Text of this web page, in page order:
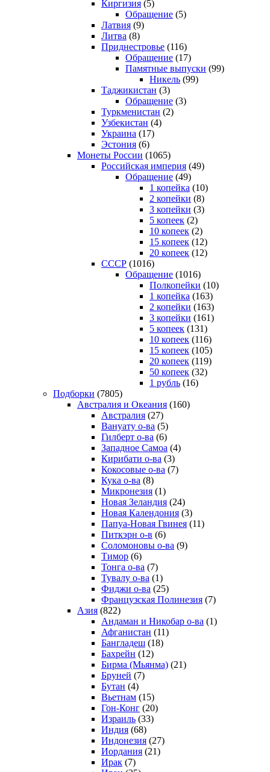
Киргизия (5)
Обращение (5)
Латвия (9)
Литва (8)
Приднестровье (116)
Обращение (17)
Памятные выпуски (99)
Никель (99)
Таджикистан (3)
Обращение (3)
Туркменистан (2)
Узбекистан (4)
Украина (17)
Эстония (6)
Монеты России (1065)
Российская империя (49)
Обращение (49)
1 копейка (10)
2 копейки (8)
3 копейки (3)
5 копеек (2)
10 копеек (2)
15 копеек (12)
20 копеек (12)
СССР (1016)
Обращение (1016)
Полкопейки (10)
1 копейка (163)
2 копейки (163)
3 копейки (161)
5 копеек (131)
10 копеек (116)
15 копеек (105)
20 копеек (119)
50 копеек (32)
1 рубль (16)
Подборки (7805)
Австралия и Океания (160)
Австралия (27)
Вануату о-ва (5)
Гилберт о-ва (6)
Западное Самоа (4)
Кирибати о-ва (3)
Кокосовые о-ва (7)
Кука о-ва (8)
Микронезия (1)
Новая Зеландия (24)
Новая Календония (3)
Папуа-Новая Гвинея (11)
Питкэрн о-в (6)
Соломоновы о-ва (9)
Тимор (6)
Тонга о-ва (7)
Тувалу о-ва (1)
Фиджи о-ва (25)
Французская Полинезия (7)
Азия (822)
Андаман и Никобар о-ва (1)
Афганистан (11)
Бангладеш (18)
Бахрейн (12)
Бирма (Мьянма) (21)
Бруней (7)
Бутан (4)
Вьетнам (15)
Гон-Конг (20)
Израиль (33)
Индия (68)
Индонезия (27)
Иордания (21)
Ирак (7)